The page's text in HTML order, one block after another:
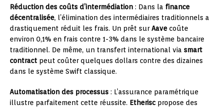
Réduction des coûts d’intermédiation : Dans la finance
décentralisée, l’élimination des intermédiaires traditionnels a
drastiquement réduit les frais. Un prêt surAave coûte
environ 0,1% en frais contre 1-3% dans le système bancaire
traditionnel. De même, un transfert international via smart
contract peut coûter quelques dollars contre des dizaines
dans le système Swift classique.
Automatisation des processus : L’assurance paramétrique
illustre parfaitement cette réussite. Etheriscpropose des